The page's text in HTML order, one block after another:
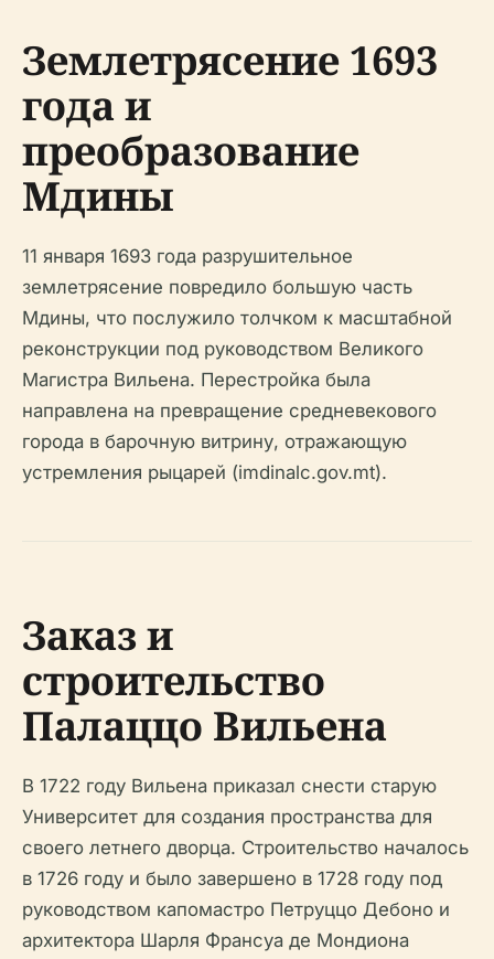
Землетрясение 1693
года и
преобразование
Мдины
11 января 1693 года разрушительное
землетрясение повредило большую часть
Мдины, что послужило толчком к масштабной
реконструкции под руководством Великого
Магистра Вильена. Перестройка была
направлена на превращение средневекового
города в барочную витрину, отражающую
устремления рыцарей (imdinalc.gov.mt).
Заказ и
строительство
Палаццо Вильена
В 1722 году Вильена приказал снести старую
Университет для создания пространства для
своего летнего дворца. Строительство началось
в 1726 году и было завершено в 1728 году под
руководством капомастро Петруццо Дебоно и
архитектора Шарля Франсуа де Мондиона